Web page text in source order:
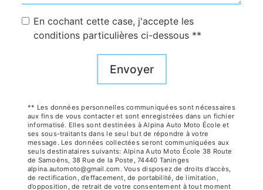
En cochant cette case, j'accepte les
conditions particulières ci-dessous **
Envoyer
** Les données personnelles communiquées sont nécessaires
aux fins de vous contacter et sont enregistrées dans un fichier
informatisé. Elles sont destinées à Alpina Auto Moto École et
ses sous-traitants dans le seul but de répondre à votre
message. Les données collectées seront communiquées aux
seuls destinataires suivants: Alpina Auto Moto École 38 Route
de Samoëns, 38 Rue de la Poste, 74440 Taninges
alpina.automoto@gmail.com. Vous disposez de droits d’accès,
de rectification, d’effacement, de portabilité, de limitation,
d’opposition, de retrait de votre consentement à tout moment